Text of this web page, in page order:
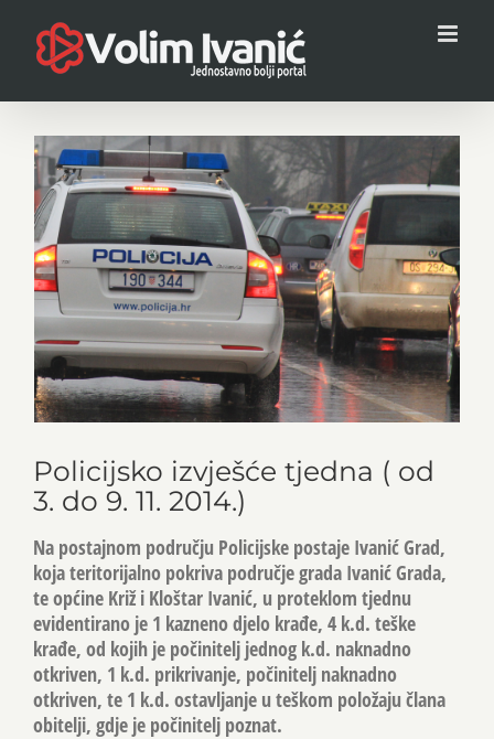
content
View
Larger
Image
Policijsko izvješće tjedna ( od
3. do 9. 11. 2014.)
Na postajnom području Policijske postaje Ivanić Grad,
koja teritorijalno pokriva područje grada Ivanić Grada,
te općine Križ i Kloštar Ivanić, u proteklom tjednu
evidentirano je 1 kazneno djelo krađe, 4 k.d. teške
krađe, od kojih je počinitelj jednog k.d. naknadno
otkriven, 1 k.d. prikrivanje, počinitelj naknadno
otkriven, te 1 k.d. ostavljanje u teškom položaju člana
obitelji, gdje je počinitelj poznat.